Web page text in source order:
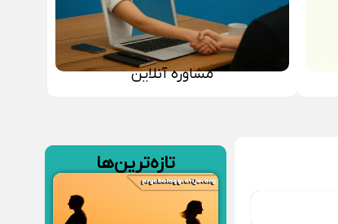
مشاوره آنلاین
تازه‌ترین‌ها